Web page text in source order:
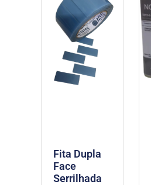
Fita Dupla
Face
Serrilhada